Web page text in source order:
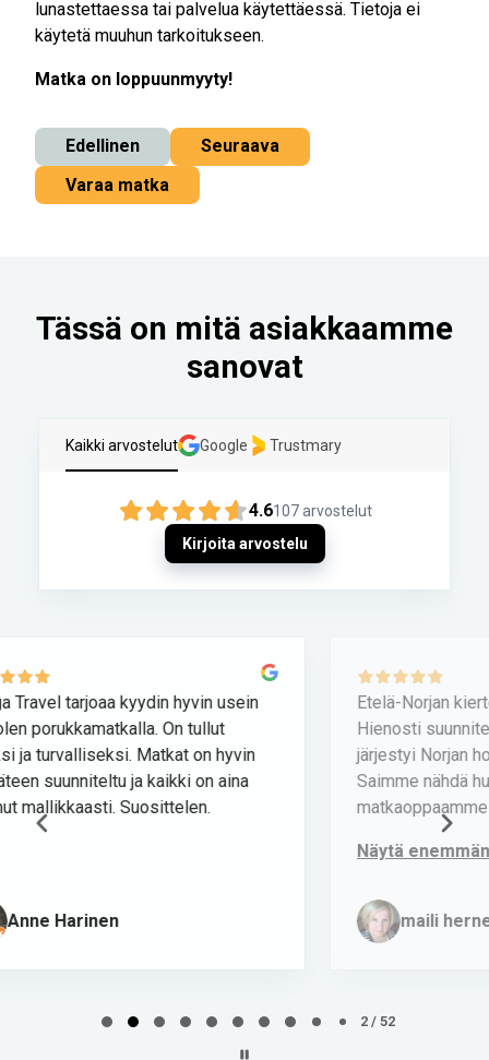
lunastettaessa tai palvelua käytettäessä. Tietoja ei
käytetä muuhun tarkoitukseen.
Matka on loppuunmyyty!
Edellinen
Seuraava
Varaa matka
Tässä on mitä asiakkaamme
sanovat
Kaikki arvostelut Google Trustmary
4.6107 arvostelut
Kirjoita arvostelu
Etelä-Norjan kiertomatka 21.–28.5.2026!
Hienosti suunniteltu matka ja kaikki asiat
järjestyi Norjan hotellilakosta huolimatta!
Saimme nähdä huikeat Norjan vuoristot ja
matkaoppaamme Tarja kertoi as...
2 / 52